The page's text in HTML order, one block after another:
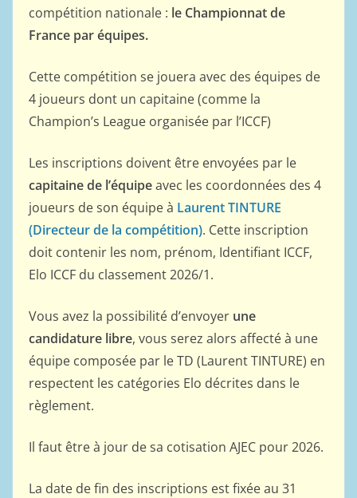
compétition nationale : le Championnat de
France par équipes.
Cette compétition se jouera avec des équipes de
4 joueurs dont un capitaine (comme la
Champion’s League organisée par l’ICCF)
Les inscriptions doivent être envoyées par le
capitaine de l’équipeavec les coordonnées des 4
joueurs de son équipe à Laurent TINTURE
(Directeur de la compétition). Cette inscription
doit contenir les nom, prénom, Identifiant ICCF,
Elo ICCF du classement 2026/1.
Vous avez la possibilité d’envoyer une
candidature libre, vous serez alors affecté à une
équipe composée par le TD (Laurent TINTURE) en
respectent les catégories Elo décrites dans le
règlement.
Il faut être à jour de sa cotisation AJEC pour 2026.
La date de fin des inscriptions est fixée au 31